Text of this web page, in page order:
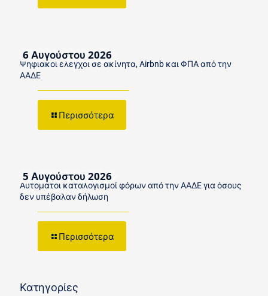
6 Αυγούστου 2026
Ψηφιακοί έλεγχοι σε ακίνητα, Airbnb και ΦΠΑ από την
ΑΑΔΕ
Περισσότερα
5 Αυγούστου 2026
Αυτόματοι καταλογισμοί φόρων από την ΑΑΔΕ για όσους
δεν υπέβαλαν δήλωση
Περισσότερα
Κατηγορίες